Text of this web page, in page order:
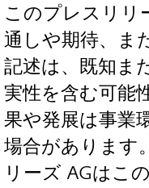
このプレスリリ
通しや期待、ま
記述は、既知ま
実性を含む可能
果や発展は事業
場合があります
リーズ AGはこ